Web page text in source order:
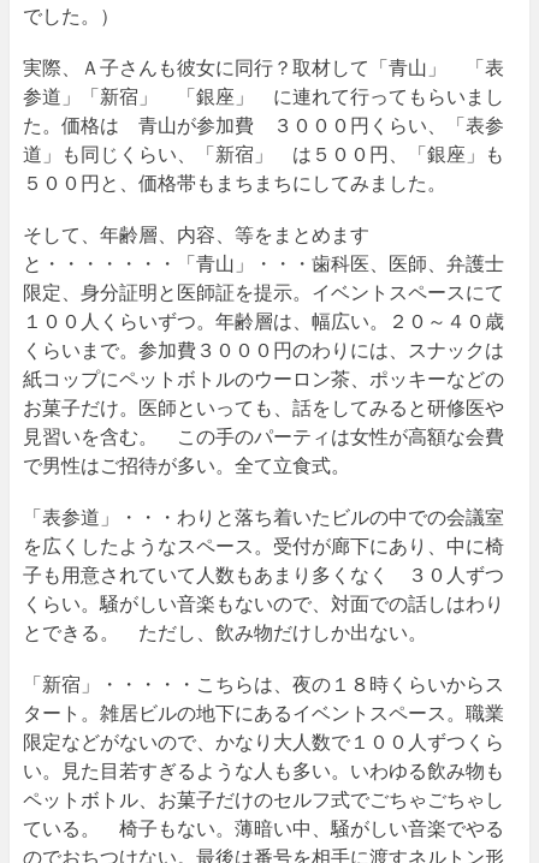
でした。）
実際、Ａ子さんも彼女に同行？取材して「青山」 「表
参道」「新宿」 「銀座」 に連れて行ってもらいまし
た。価格は 青山が参加費 ３０００円くらい、「表参
道」も同じくらい、「新宿」 は５００円、「銀座」も
５００円と、価格帯もまちまちにしてみました。
そして、年齢層、内容、等をまとめます
と・・・・・・・「青山」・・・歯科医、医師、弁護士
限定、身分証明と医師証を提示。イベントスペースにて
１００人くらいずつ。年齢層は、幅広い。２０～４０歳
くらいまで。参加費３０００円のわりには、スナックは
紙コップにペットボトルのウーロン茶、ポッキーなどの
お菓子だけ。医師といっても、話をしてみると研修医や
見習いを含む。 この手のパーティは女性が高額な会費
で男性はご招待が多い。全て立食式。
「表参道」・・・わりと落ち着いたビルの中での会議室
を広くしたようなスペース。受付が廊下にあり、中に椅
子も用意されていて人数もあまり多くなく ３０人ずつ
くらい。騒がしい音楽もないので、対面での話しはわり
とできる。 ただし、飲み物だけしか出ない。
「新宿」・・・・・こちらは、夜の１８時くらいからス
タート。雑居ビルの地下にあるイベントスペース。職業
限定などがないので、かなり大人数で１００人ずつくら
い。見た目若すぎるような人も多い。いわゆる飲み物も
ペットボトル、お菓子だけのセルフ式でごちゃごちゃし
ている。 椅子もない。薄暗い中、騒がしい音楽でやる
のでおちつけない。最後は番号を相手に渡すネルトン形